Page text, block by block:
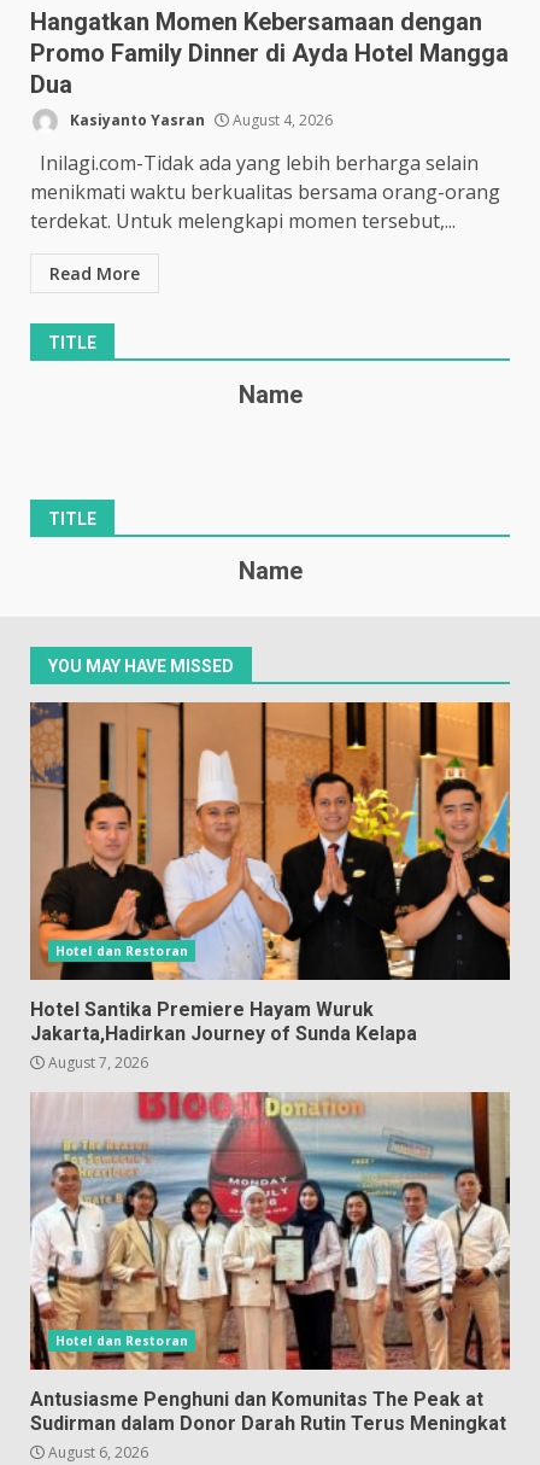
Hangatkan Momen Kebersamaan dengan
Promo Family Dinner di Ayda Hotel Mangga
Dua
Kasiyanto Yasran August 4, 2026
Inilagi.com-Tidak ada yang lebih berharga selain
menikmati waktu berkualitas bersama orang-orang
terdekat. Untuk melengkapi momen tersebut,...
Read More
TITLE
Name
TITLE
Name
YOU MAY HAVE MISSED
Hotel dan Restoran
Hotel Santika Premiere Hayam Wuruk
Jakarta,Hadirkan Journey of Sunda Kelapa
August 7, 2026
Hotel dan Restoran
Antusiasme Penghuni dan Komunitas The Peak at
Sudirman dalam Donor Darah Rutin Terus Meningkat
August 6, 2026